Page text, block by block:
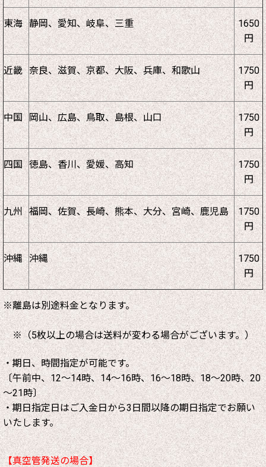
東海 静岡、愛知、岐阜、三重
1650
円
近畿 奈良、滋賀、京都、大阪、兵庫、和歌山
1750
円
中国 岡山、広島、鳥取、島根、山口
1750
円
四国 徳島、香川、愛媛、高知
1750
円
九州 福岡、佐賀、長崎、熊本、大分、宮崎、鹿児島
1750
円
沖縄 沖縄
1750
円
※離島は別途料金となります。
※（5枚以上の場合は送料が変わる場合がございます。）
・期日、時間指定が可能です。
〔午前中、12～14時、14～16時、16～18時、18～20時、20
～21時〕
・期日指定日はご入金日から3日間以降の期日指定でお願い
いたします。
【真空管発送の場合】